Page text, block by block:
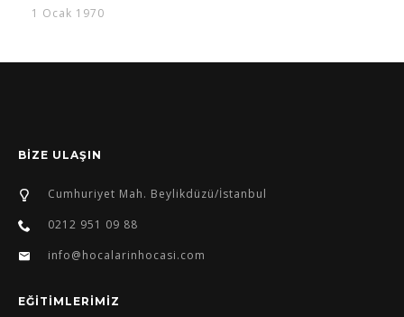
1 Ocak 1970
BİZE ULAŞIN
Cumhuriyet Mah. Beylikdüzü/İstanbul
0212 951 09 88
info@hocalarinhocasi.com
EĞİTİMLERİMİZ